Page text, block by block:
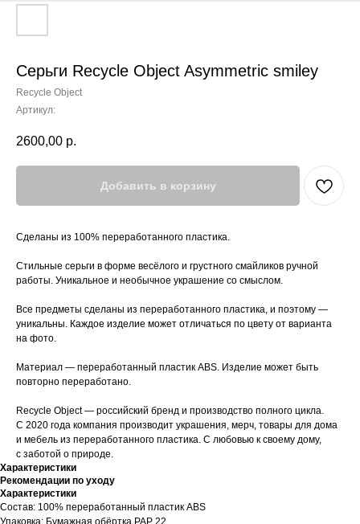
Серьги Recycle Object Asymmetric smiley
Recycle Object
Артикул:
2600,00 р.
Добавить в корзину
Сделаны из 100% переработанного пластика.
Стильные серьги в форме весёлого и грустного смайликов ручной
работы. Уникальное и необычное украшение со смыслом.
Все предметы сделаны из переработанного пластика, и поэтому —
уникальны. Каждое изделие может отличаться по цвету от варианта
на фото.
Материал — переработанный пластик ABS. Изделие может быть
повторно переработано.
Recycle Object — российский бренд и производство полного цикла.
С 2020 года компания производит украшения, мерч, товары для дома
и мебель из переработанного пластика. С любовью к своему дому,
с заботой о природе.
Характеристики
Рекомендации по уходу
Характеристики
Состав: 100% переработанный пластик ABS